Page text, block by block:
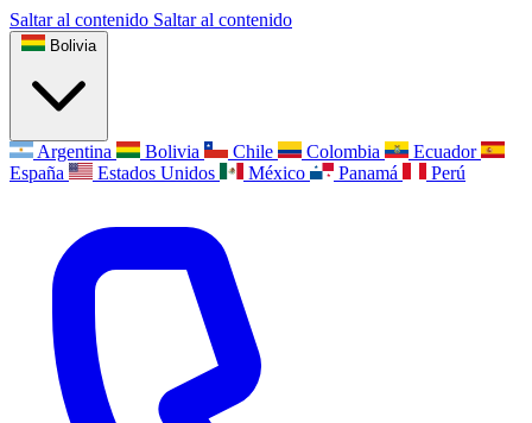
Saltar al contenido Saltar al contenido
Bolivia
Argentina Bolivia Chile Colombia
Ecuador
España
Estados Unidos México Panamá Perú